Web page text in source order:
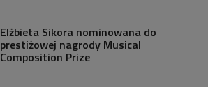
Elżbieta Sikora nominowana do
prestiżowej nagrody Musical
Composition Prize